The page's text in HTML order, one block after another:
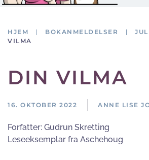
HJEM BOKANMELDELSER
VILMA
DIN VILMA
16. OKTOBER 2022 ANNE LISE
Forfatter: Gudrun Skretting
Leseeksemplar fra Aschehoug